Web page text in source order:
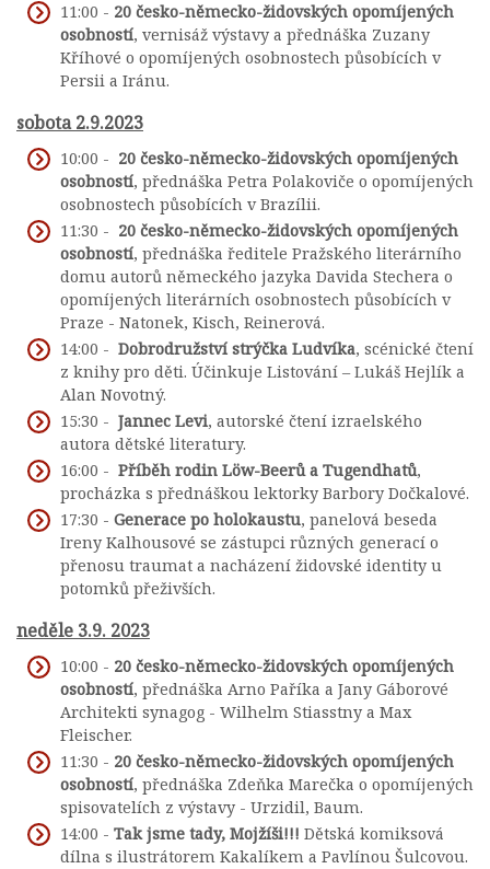
11:00 - 20 česko-německo-židovských opomíjených
osobností, vernisáž výstavy a přednáška Zuzany
Kříhové o opomíjených osobnostech působících v
Persii a Iránu.
sobota 2.9.2023
10:00 - 20 česko-německo-židovských opomíjených
osobností, přednáška Petra Polakoviče o opomíjených
osobnostech působících v Brazílii.
11:30 - 20 česko-německo-židovských opomíjených
osobností, přednáška ředitele Pražského literárního
domu autorů německého jazyka Davida Stechera o
opomíjených literárních osobnostech působících v
Praze - Natonek, Kisch, Reinerová.
14:00 - Dobrodružství strýčka Ludvíka, scénické čtení
z knihy pro děti. Účinkuje Listování – Lukáš Hejlík a
Alan Novotný.
15:30 - Jannec Levi, autorské čtení izraelského
autora dětské literatury.
16:00 - Příběh rodin Löw-Beerů a Tugendhatů,
procházka s přednáškou lektorky Barbory Dočkalové.
17:30 - Generace po holokaustu, panelová beseda
Ireny Kalhousové se zástupci různých generací o
přenosu traumat a nacházení židovské identity u
potomků přeživších.
neděle 3.9. 2023
10:00 - 20 česko-německo-židovských opomíjených
osobností, přednáška Arno Paříka a Jany Gáborové
Architekti synagog - Wilhelm Stiasstny a Max
Fleischer.
11:30 - 20 česko-německo-židovských opomíjených
osobností, přednáška Zdeňka Marečka o opomíjených
spisovatelích z výstavy - Urzidil, Baum.
14:00 - Tak jsme tady, Mojžíši!!! Dětská komiksová
dílna s ilustrátorem Kakalíkem a Pavlínou Šulcovou.